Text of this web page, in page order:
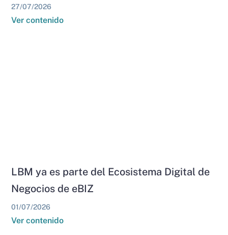
27/07/2026
Ver contenido
LBM ya es parte del Ecosistema Digital de
Negocios de eBIZ
01/07/2026
Ver contenido